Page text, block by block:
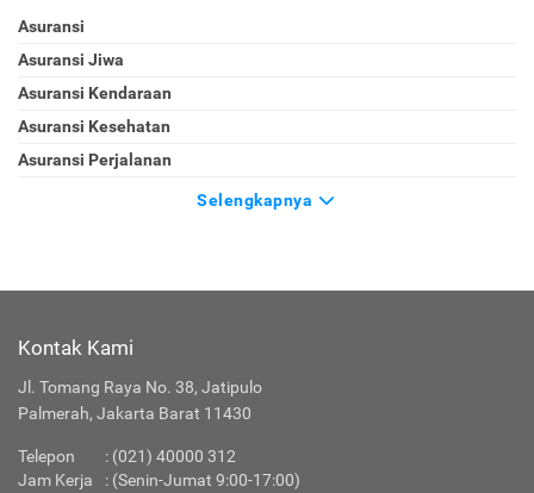
Asuransi
Asuransi Jiwa
Asuransi Kendaraan
Asuransi Kesehatan
Asuransi Perjalanan
Selengkapnya
Kontak Kami
Jl. Tomang Raya No. 38, Jatipulo
Palmerah, Jakarta Barat 11430
Telepon : (021) 40000 312
Jam Kerja
: (Senin-Jumat 9:00-17:00)